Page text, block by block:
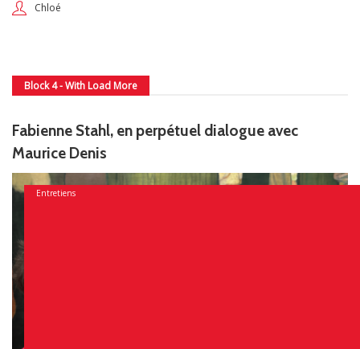
Chloé
Block 4 - With Load More
Fabienne Stahl, en perpétuel dialogue avec
Maurice Denis
Entretiens